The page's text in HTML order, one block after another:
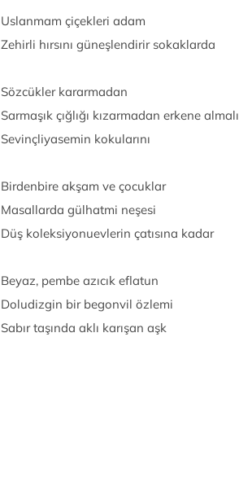
Uslanmam çiçekleri adam
Zehirli hırsını güneşlendirir sokaklarda
Sözcükler kararmadan
Sarmaşık çığlığı kızarmadan erkene almalı
Sevinçliyasemin kokularını
Birdenbire akşam ve çocuklar
Masallarda gülhatmi neşesi
Düş koleksiyonuevlerin çatısına kadar
Beyaz, pembe azıcık eflatun
Doludizgin bir begonvil özlemi
Sabır taşında aklı karışan aşk